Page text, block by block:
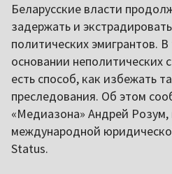
Беларусские власти
задержать и
политических эмигрантов.
основании неполитических
есть способ, как избежать
преследования. Об этом
«Медиазона» Андрей Розум,
международной
Status.